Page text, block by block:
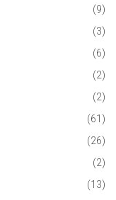
(9)
(3)
(6)
(2)
(2)
(61)
(26)
(2)
(13)